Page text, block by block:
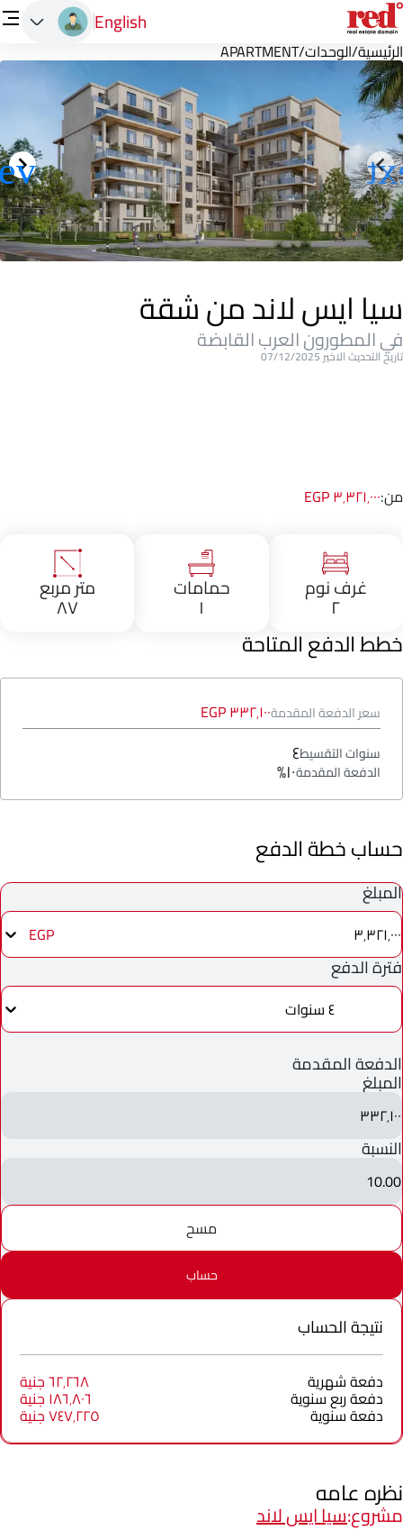
English
الرئيسية/الوحدات/
APARTMENT
سيا ايس لاند من شقة
في المطورون العرب القابضة
تاريخ التحديث الاخير 07/12/2025
من:٣٬٣٢١٬٠٠٠ EGP
غرف نوم
٢
حمامات
١
متر مربع
٨٧
خطط الدفع المتاحة
سعر الدفعة المقدمة٣٣٢٬١٠٠ EGP
سنوات التقسيط٤
الدفعة المقدمة١٠%
حساب خطة الدفع
المبلغ
٣٬٣٢١٬٠٠٠ EGP
فترة الدفع
٤ سنوات
الدفعة المقدمة
المبلغ
٣٣٢٬١٠٠
النسبة
10.00
مسح
حساب
نتيجة الحساب
دفعة شهرية ٦٢٬٢٦٨ جنية
دفعة ربع سنوية ١٨٦٬٨٠٦ جنية
دفعة سنوية ٧٤٧٬٢٢٥ جنية
نظره عامه
مشروع:سيا ايس لاند